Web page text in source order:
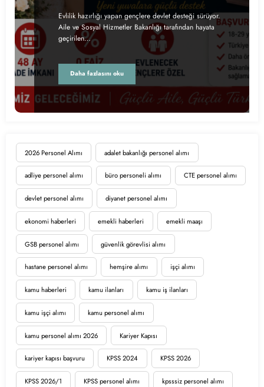
2026 Personel Alımı adalet bakanlığı personel alımı
adliye personel alımı büro personeli alımı CTE personel alımı
devlet personel alımı diyanet personel alımı
ekonomi haberleri emekli haberleri emekli maaşı
GSB personel alımı güvenlik görevlisi alımı
hastane personel alımı hemşire alımı işçi alımı
kamu haberleri kamu ilanları kamu iş ilanları
kamu işçi alımı kamu personel alımı
kamu personel alımı 2026 Kariyer Kapısı
kariyer kapısı başvuru KPSS 2024 KPSS 2026
KPSS 2026/1 KPSS personel alımı kpsssiz personel alımı
Evlilik hazırlığı yapan gençlere devlet desteği sürüyor.
Aile ve Sosyal Hizmetler Bakanlığı tarafından hayata
geçirilen…
Daha fazlasını oku